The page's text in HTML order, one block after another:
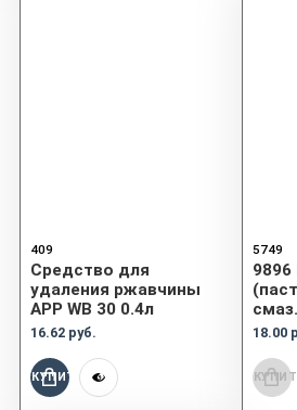
409
Средство для
удаления ржавчины
APP WB 30 0.4л
16.62 руб.
КУПИТЬ
5749
18.00